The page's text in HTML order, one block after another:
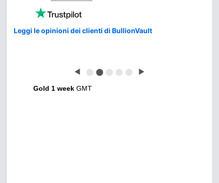
Leggi le opinioni dei clienti di BullionVault
◀ ⬤ ⬤ ⬤ ⬤ ⬤ ▶
Gold 1 week GMT